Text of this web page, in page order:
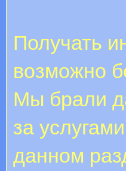
Получать
возможно
Мы брали
за
данном